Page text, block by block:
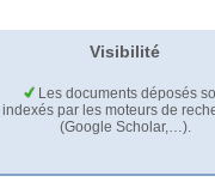
Visibilité
Les documents déposés
indexés par les moteurs de
(Google Scholar,…).